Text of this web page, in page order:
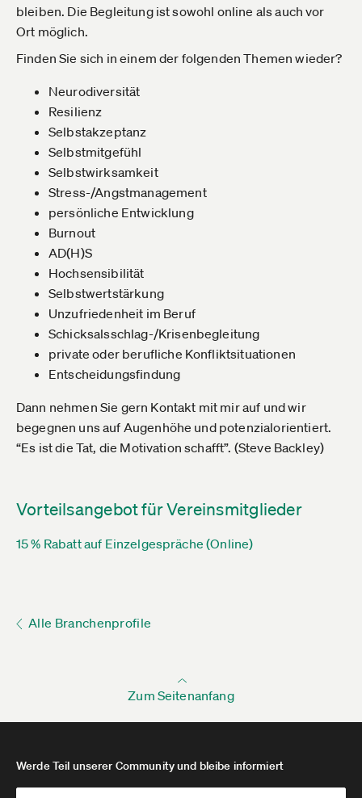
bleiben. Die Begleitung ist sowohl online als auch vor
Ort möglich.
Finden Sie sich in einem der folgenden Themen wieder?
Neurodiversität
Resilienz
Selbstakzeptanz
Selbstmitgefühl
Selbstwirksamkeit
Stress-/Angstmanagement
persönliche Entwicklung
Burnout
AD(H)S
Hochsensibilität
Selbstwertstärkung
Unzufriedenheit im Beruf
Schicksalsschlag-/Krisenbegleitung
private oder berufliche Konfliktsituationen
Entscheidungsfindung
Dann nehmen Sie gern Kontakt mit mir auf und wir
begegnen uns auf Augenhöhe und potenzialorientiert.
“Es ist die Tat, die Motivation schafft”. (Steve Backley)
Vorteilsangebot für Vereinsmitglieder
15 % Rabatt auf Einzelgespräche (Online)
Alle Branchenprofile
Zum Seitenanfang
Werde Teil unserer Community und bleibe informiert